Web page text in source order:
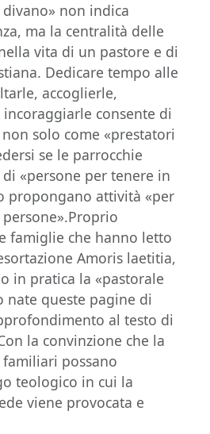
non indica
ma la centralità delle
vita di un pastore e di
Dedicare tempo alle
accoglierle,
consente di
solo come «prestatori
se le parrocchie
«persone per tenere in
propongano attività «per
famiglie che hanno letto
Amoris laetitia,
in pratica la «pastorale
nate queste pagine di
al testo di
la convinzione che la
possano
teologico in cui la
viene provocata e